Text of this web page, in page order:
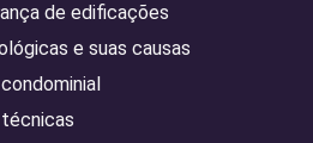
de edificações
e suas causas